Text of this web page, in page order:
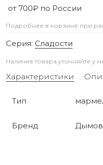
от 700₽ по России
Подробнее в корзине при
Серия: Сладости
Наличие товара уточняйте у
Характеристики
Тип
Бренд